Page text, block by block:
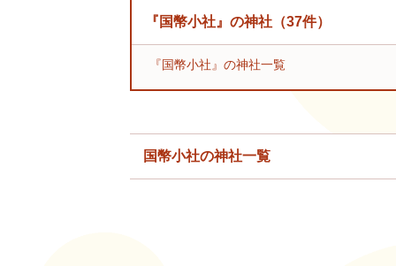
『国幣小社』の神社（37件）
『国幣小社』の神社一覧
国幣小社の神社一覧